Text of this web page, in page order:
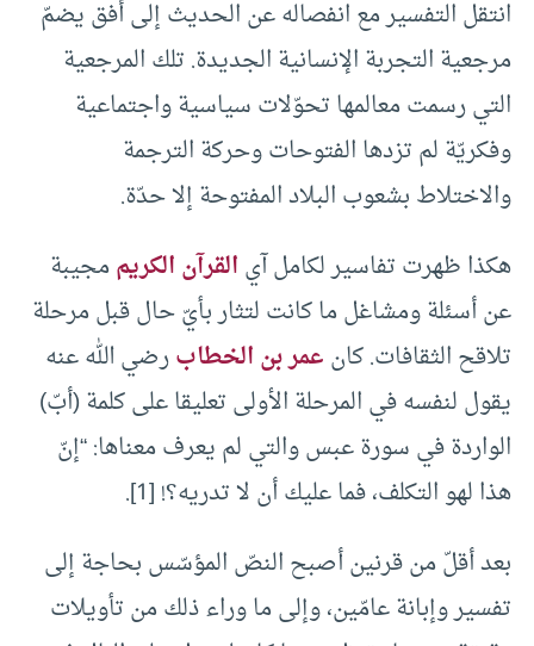
انتقل التفسير مع انفصاله عن الحديث إلى أفق يضمّ
مرجعية التجربة الإنسانية الجديدة. تلك المرجعية
التي رسمت معالمها تحوّلات سياسية واجتماعية
وفكريّة لم تزدها الفتوحات وحركة الترجمة
والاختلاط بشعوب البلاد المفتوحة إلا حدّة.
هكذا ظهرت تفاسير لكامل آيالقرآن الكريممجيبة
عن أسئلة ومشاغل ما كانت لتثار بأيّ حال قبل مرحلة
تلاقح الثقافات. كانعمر بن الخطابرضي الله عنه
يقول لنفسه في المرحلة الأولى تعليقا على كلمة (أبّ)
الواردة في سورة عبس والتي لم يعرف معناها: “إنّ
هذا لهو التكلف، فما عليك أن لا تدريه؟! [1].
بعد أقلّ من قرنين أصبح النصّ المؤسّس بحاجة إلى
تفسير وإبانة عامّين، وإلى ما وراء ذلك من تأويلات